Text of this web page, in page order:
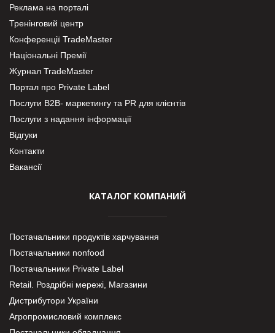
Реклама на порталі
Тренінговий центр
Конференції TradeMaster
Національні Премії
Журнал TradeMaster
Портал про Private Label
Послуги В2В- маркетингу та PR для клієнтів
Послуги з надання інформації
Відгуки
Контакти
Вакансії
КАТАЛОГ КОМПАНИЙ
Постачальники продуктів харчування
Постачальники nonfood
Постачальники Private Label
Retail. Роздрібні мережі, Магазини
Дистрибутори України
Агропромисловий комплекс